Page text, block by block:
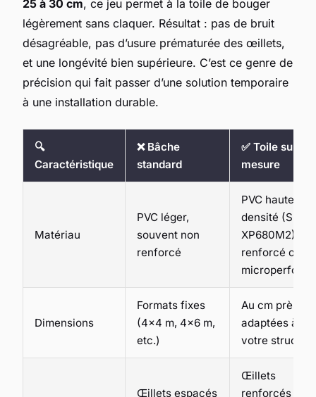
25 à 30 cm, ce jeu permet à la toile de bouger
légèrement sans claquer. Résultat : pas de bruit
désagréable, pas d’usure prématurée des œillets,
et une longévité bien supérieure. C’est ce genre de
précision qui fait passer d’une solution temporaire
à une installation durable.
🔍
Caractéristique
❌ Bâche
standard
✅ Toile sur
mesure
Matériau
PVC léger,
souvent non
renforcé
PVC haute
densité
XP680M2),
renforcé ou
microperforé
Dimensions
Formats fixes
(4x4 m, 4x6 m,
etc.)
Au cm près,
adaptées à
votre
Œillets espacés
Œillets
renforcés tous